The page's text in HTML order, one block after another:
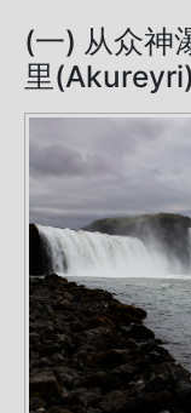
(一) 从众神
里(Akureyri)